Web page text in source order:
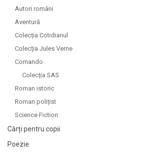
Autori români
Aventură
Colecția Cotidianul
Colecția Jules Verne
Comando
Colecția SAS
Roman istoric
Roman polițist
Science Fiction
Cărți pentru copii
Poezie